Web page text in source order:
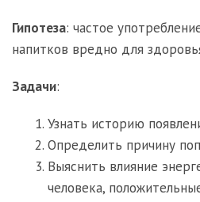
Гипотеза: частое
напитков вредно для
Задачи:
Узнать историю
Определить причину
Выяснить влияние
человека,